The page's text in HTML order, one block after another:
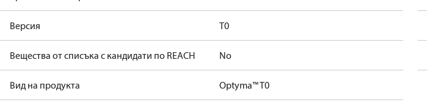
Версия T0
Вещества от списъка с кандидати по REACH No
Вид на продукта Optyma™ T0